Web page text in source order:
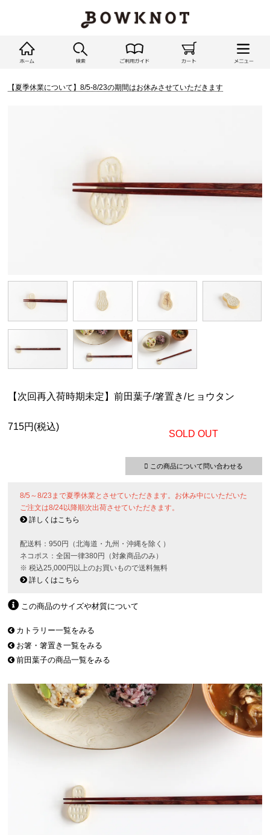
【夏季休業について】8/5-8/23の期間はお休みさせていただきます
【次回再入荷時期未定】前田葉子/箸置き/ヒョウタン
715円(税込)
SOLD OUT
この商品について問い合わせる
8/5～8/23まで夏季休業とさせていただきます。お休み中にいただいた
ご注文は8/24以降順次出荷させていただきます。
詳しくはこちら
配送料：950円（北海道・九州・沖縄を除く）
ネコポス：全国一律380円（対象商品のみ）
※ 税込25,000円以上のお買いもので送料無料
詳しくはこちら
この商品のサイズや材質について
カトラリー一覧をみる
お箸・箸置き一覧をみる
前田葉子の商品一覧をみる